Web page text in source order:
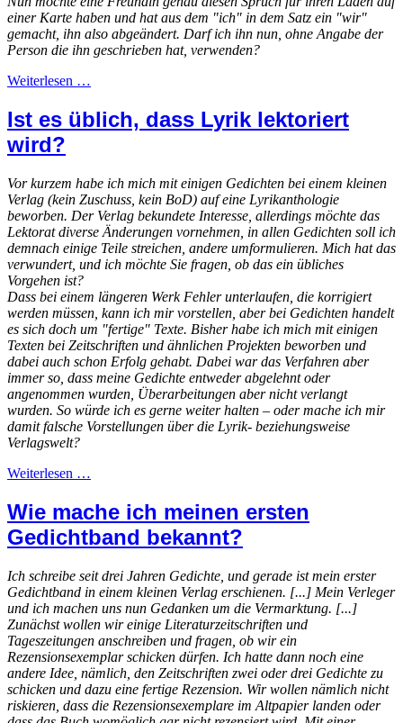
einer Karte haben und hat aus dem "ich" in dem Satz ein "wir"
gemacht, ihn also abgeändert. Darf ich ihn nun, ohne Angabe der
Person die ihn geschrieben hat, verwenden?
Weiterlesen …
Ist es üblich, dass Lyrik lektoriert
wird?
Vor kurzem habe ich mich mit einigen Gedichten bei einem kleinen
Verlag (kein Zuschuss, kein BoD) auf eine Lyrikanthologie
beworben. Der Verlag bekundete Interesse, allerdings möchte das
Lektorat diverse Änderungen vornehmen, in allen Gedichten soll ich
demnach einige Teile streichen, andere umformulieren. Mich hat das
verwundert, und ich möchte Sie fragen, ob das ein übliches
Vorgehen ist?
Dass bei einem längeren Werk Fehler unterlaufen, die korrigiert
werden müssen, kann ich mir vorstellen, aber bei Gedichten handelt
es sich doch um "fertige" Texte. Bisher habe ich mich mit einigen
Texten bei Zeitschriften und ähnlichen Projekten beworben und
dabei auch schon Erfolg gehabt. Dabei war das Verfahren aber
immer so, dass meine Gedichte entweder abgelehnt oder
angenommen wurden, Überarbeitungen aber nicht verlangt
wurden. So würde ich es gerne weiter halten – oder mache ich mir
damit falsche Vorstellungen über die Lyrik- beziehungsweise
Verlagswelt?
Weiterlesen …
Wie mache ich meinen ersten
Gedichtband bekannt?
Ich schreibe seit drei Jahren Gedichte, und gerade ist mein erster
Gedichtband in einem kleinen Verlag erschienen. [...] Mein Verleger
und ich machen uns nun Gedanken um die Vermarktung. [...]
Zunächst wollen wir einige Literaturzeitschriften und
Tageszeitungen anschreiben und fragen, ob wir ein
Rezensionsexemplar schicken dürfen. Ich hatte dann noch eine
andere Idee, nämlich, den Zeitschriften zwei oder drei Gedichte zu
schicken und dazu eine fertige Rezension. Wir wollen nämlich nicht
riskieren, dass die Rezensionsexemplare im Altpapier landen oder